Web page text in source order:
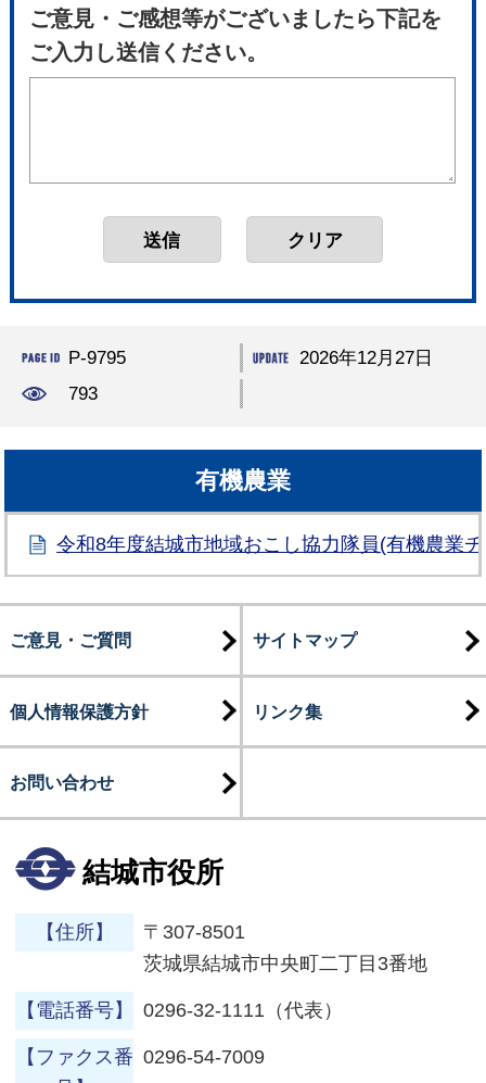
ご意見・ご感想等がございましたら下記を
ご入力し送信ください。
P-9795
2026年12月27日
793
有機農業
令和8年度結城市地域おこし協力隊員(有機農業
ご意見・ご質問 サイトマップ
個人情報保護方針 リンク集
お問い合わせ
結城市役所
【住所】
〒307-8501
茨城県結城市中央町二丁目3番地
【電話番号】 0296-32-1111（代表）
【ファクス番 0296-54-7009